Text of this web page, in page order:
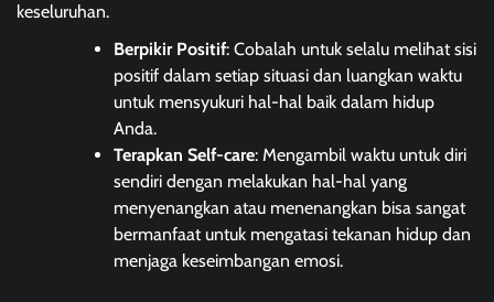
keseluruhan.
Berpikir Positif: Cobalah untuk selalu melihat sisi
positif dalam setiap situasi dan luangkan waktu
untuk mensyukuri hal-hal baik dalam hidup
Anda.
Terapkan Self-care: Mengambil waktu untuk diri
sendiri dengan melakukan hal-hal yang
menyenangkan atau menenangkan bisa sangat
bermanfaat untuk mengatasi tekanan hidup dan
menjaga keseimbangan emosi.